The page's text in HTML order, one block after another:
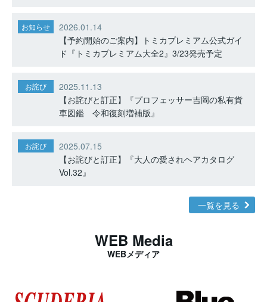
お知らせ
2026.01.14
【予約開始のご案内】トミカプレミアム公式ガイ
ド『トミカプレミアム大全2』3/23発売予定
お詫び
2025.11.13
【お詫びと訂正】『プロフェッサー吉岡の私有貨
車図鑑 令和復刻増補版』
お詫び
2025.07.15
【お詫びと訂正】『大人の愛されヘアカタログ
Vol.32』
一覧を見る
WEB Media
WEBメディア